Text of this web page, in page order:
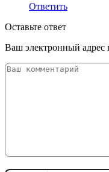
Ответить
Оставьте ответ
Ваш электронный адрес